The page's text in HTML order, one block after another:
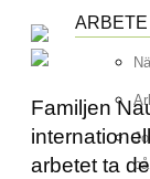
ARBETE
på
Familjen
arbetet ta